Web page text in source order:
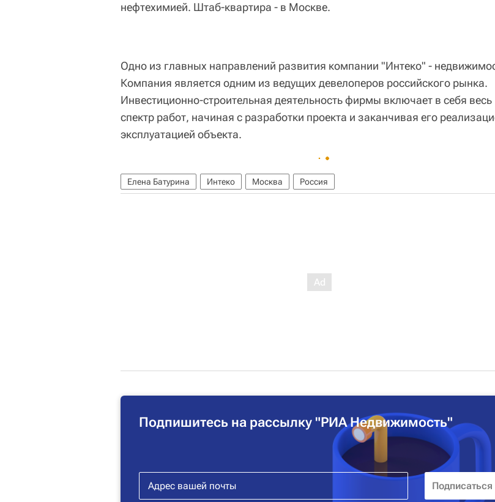
нефтехимией. Штаб-квартира - в Москве.
Одно из главных направлений развития компании "Интеко" -
Компания является одним из ведущих девелоперов российского рынка.
Инвестиционно-строительная деятельность фирмы включает в себя весь
спектр работ, начиная с разработки проекта и заканчивая его
эксплуатацией объекта.
Елена Батурина Интеко Москва Россия
Подпишитесь на рассылку "РИА Недвижимость"